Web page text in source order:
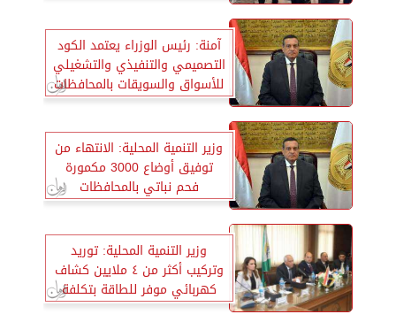
آمنة: رئيس الوزراء يعتمد الكود
التصميمي والتنفيذي والتشغيلي
للأسواق والسويقات بالمحافظات
وزير التنمية المحلية: الانتهاء من
توفيق أوضاع 3000 مكمورة
فحم نباتي بالمحافظات
وزير التنمية المحلية: توريد
وتركيب أكثر من ٤ ملايين كشاف
كهربائي موفر للطاقة بتكلفة
٣،٥ مليار جنيه